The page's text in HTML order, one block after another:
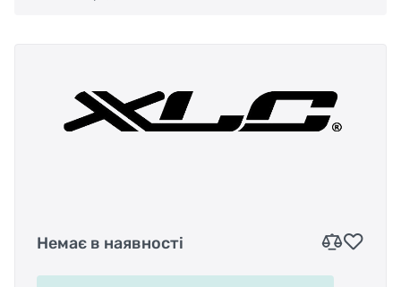
Немає в наявності